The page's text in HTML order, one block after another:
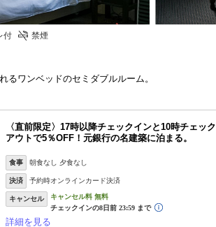
付
禁煙
るワンベッドのセミダブルルーム。
〈直前限定〉17時以降チェックインと10時チェック
アウトで5％OFF！元銀行の名建築に泊まる。
食事 朝食なし 夕食なし
決済 予約時オンラインカード決済
キャンセル
詳細を見る